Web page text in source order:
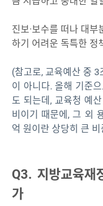
진보·보수를 떠나 대
하기 어려운 독특한 정
(참고로, 교육예산 중
이 아니다. 올해 기준
도 되는데, 교육청 예
비이기 때문에, 그 외
억 원이란 상당히 큰
Q3. 지방교육재
가